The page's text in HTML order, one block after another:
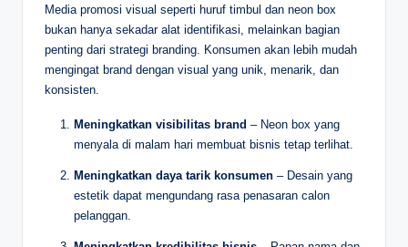
Media promosi visual seperti huruf timbul dan neon box
bukan hanya sekadar alat identifikasi, melainkan bagian
penting dari strategi branding. Konsumen akan lebih mudah
mengingat brand dengan visual yang unik, menarik, dan
konsisten.
Meningkatkan visibilitas brand – Neon box yang
menyala di malam hari membuat bisnis tetap terlihat.
Meningkatkan daya tarik konsumen – Desain yang
estetik dapat mengundang rasa penasaran calon
pelanggan.